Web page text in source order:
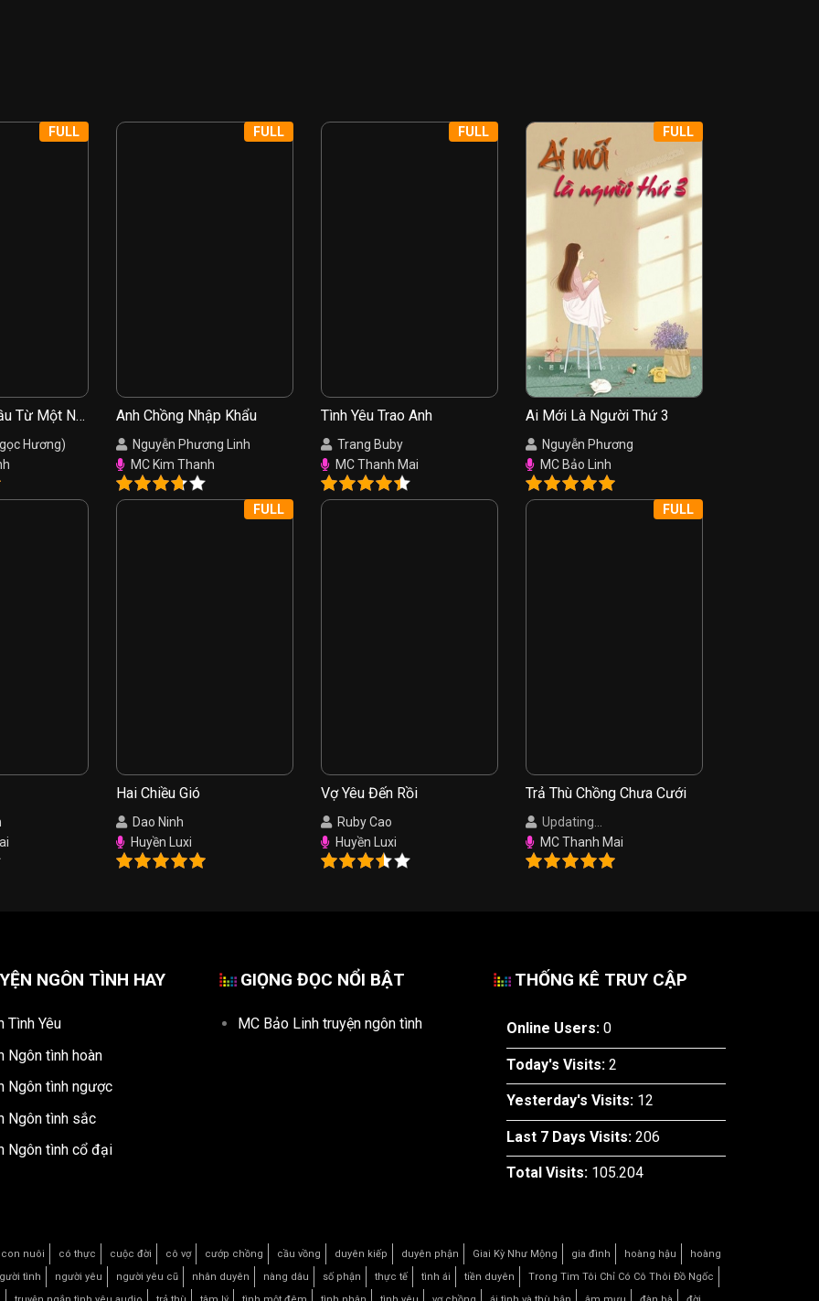
Từ Một Nụ
Hương)
FULL
Anh Chồng Nhập Khẩu
Nguyễn Phương Linh
MC Kim Thanh
FULL
Tình Yêu Trao Anh
Trang Buby
MC Thanh Mai
FULL
Ai Mới Là Người Thứ 3
Nguyễn Phương
MC Bảo Linh
FULL
Hai Chiều Gió
Dao Ninh
Huyền Luxi
FULL
Vợ Yêu Đến Rồi
Ruby Cao
Huyền Luxi
Trả Thù Chồng Chưa Cưới
Updating...
MC Thanh Mai
FULL
NGÔN TÌNH HAY
Tình Yêu
Ngôn tình hoàn
Ngôn tình ngược
Ngôn tình sắc
Ngôn tình cổ đại
GIỌNG ĐỌC NỔI BẬT
MC Bảo Linh truyện ngôn tình
THỐNG KÊ TRUY CẬP
Online Users: 0
Today's Visits: 2
Yesterday's Visits: 12
Last 7 Days Visits: 206
Total Visits: 105.204
con nuôi có thực cuộc đời cô vợ cướp chồng cầu vồng duyên kiếp duyên phận Giai Kỳ Như Mộng gia đình hoàng hậu
hoàng
tình
người yêu người yêu cũ nhân duyên nàng dâu số phận thực tế tình ái tiền duyên
Trong Tim Tôi Chỉ Có Cô Thôi Đồ Ngốc